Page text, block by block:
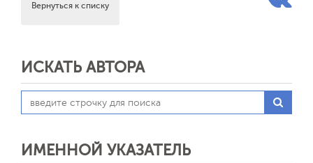
Вернуться к списку
ИСКАТЬ АВТОРА
ИМЕННОЙ УКАЗАТЕЛЬ